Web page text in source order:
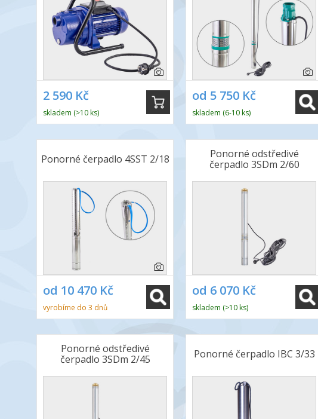
2 590 Kč
skladem (>10 ks)
od 5 750 Kč
skladem (6-10 ks)
Ponorné čerpadlo 4SST 2/18
od 10 470 Kč
vyrobíme do 3 dnů
Ponorné odstředivé
čerpadlo 3SDm 2/60
od 6 070 Kč
skladem (>10 ks)
Ponorné odstředivé
čerpadlo 3SDm 2/45
Ponorné čerpadlo IBC 3/33